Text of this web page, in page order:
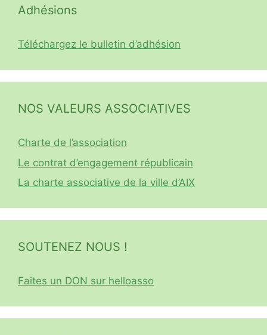
Adhésions
Téléchargez le bulletin d’adhésion
NOS VALEURS ASSOCIATIVES
Charte de l’association
Le contrat d’engagement républicain
La charte associative de la ville d’AIX
SOUTENEZ NOUS !
Faites un DON sur helloasso